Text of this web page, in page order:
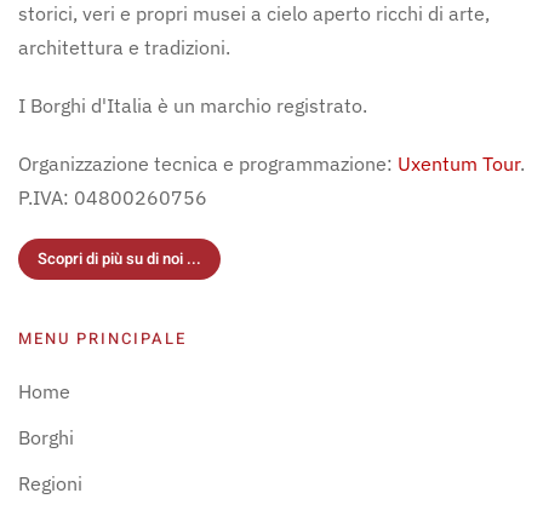
storici, veri e propri musei a cielo aperto ricchi di arte,
architettura e tradizioni.
I Borghi d'Italia è un marchio registrato.
Organizzazione tecnica e programmazione: Uxentum Tour.
P.IVA: 04800260756
Scopri di più su di noi ...
MENU PRINCIPALE
Home
Borghi
Regioni